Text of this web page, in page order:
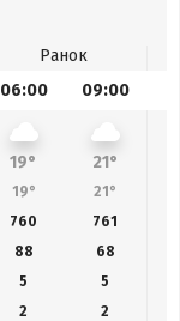
Ранок
06:00 09:00
19° 21°
19° 21°
760 761
88 68
5
5
2 2